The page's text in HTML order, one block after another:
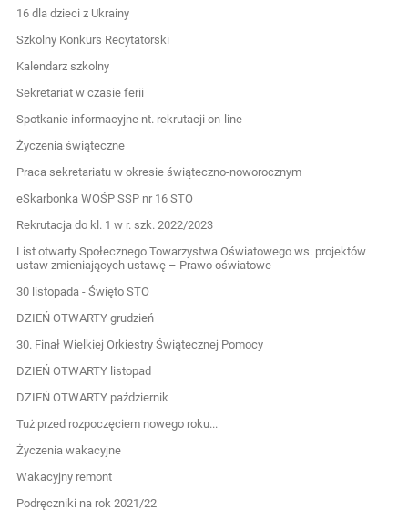
16 dla dzieci z Ukrainy
Szkolny Konkurs Recytatorski
Kalendarz szkolny
Sekretariat w czasie ferii
Spotkanie informacyjne nt. rekrutacji on-line
Życzenia świąteczne
Praca sekretariatu w okresie świąteczno-noworocznym
eSkarbonka WOŚP SSP nr 16 STO
Rekrutacja do kl. 1 w r. szk. 2022/2023
List otwarty Społecznego Towarzystwa Oświatowego ws. projektów
ustaw zmieniających ustawę – Prawo oświatowe
30 listopada - Święto STO
DZIEŃ OTWARTY grudzień
30. Finał Wielkiej Orkiestry Świątecznej Pomocy
DZIEŃ OTWARTY listopad
DZIEŃ OTWARTY październik
Tuż przed rozpoczęciem nowego roku...
Życzenia wakacyjne
Wakacyjny remont
Podręczniki na rok 2021/22